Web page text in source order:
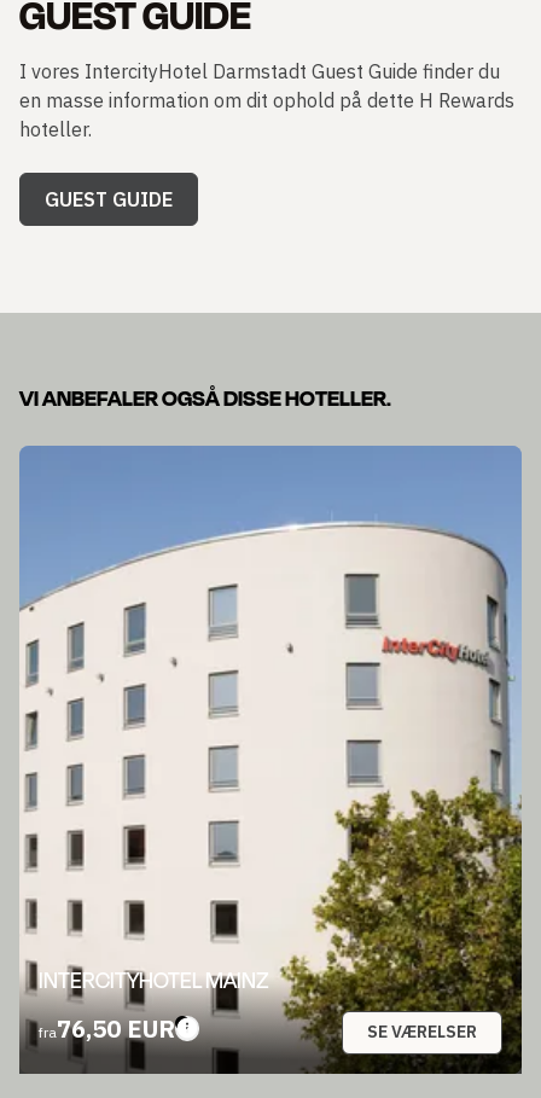
GUEST GUIDE
I vores IntercityHotel Darmstadt Guest Guide finder du
en masse information om dit ophold på dette H Rewards
hoteller.
GUEST GUIDE
VI ANBEFALER OGSÅ DISSE HOTELLER.
INTERCITYHOTEL MAINZ
fra76,50 EUR SE VÆRELSER